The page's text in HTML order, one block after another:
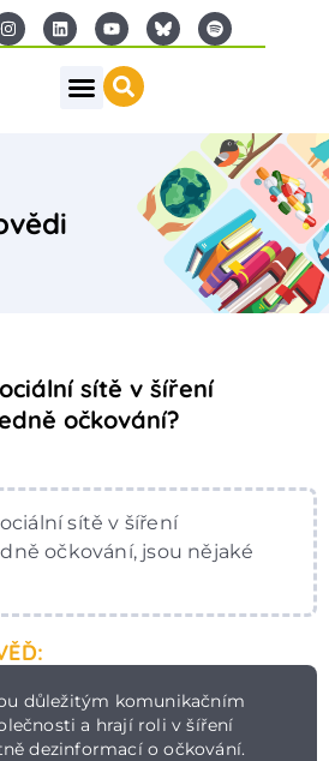
sítě v šíření
očkování?
sítě v šíření
očkování, jsou nějaké
důležitým komunikačním
a hrají roli v šíření
dezinformací o očkování.